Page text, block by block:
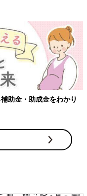
助金・助成金をわかり